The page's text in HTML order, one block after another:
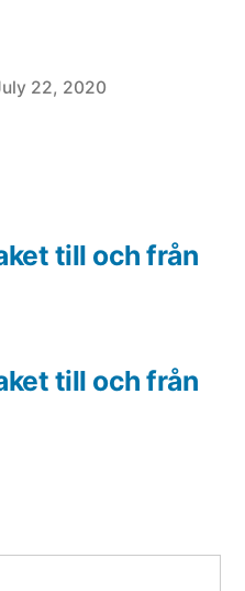
22, 2020
till och från
till och från